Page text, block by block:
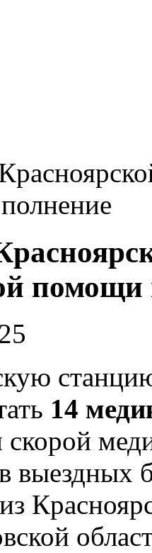
помощи
14
выездных